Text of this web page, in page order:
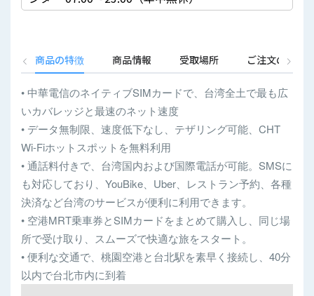
商品の特徴 商品情報 受取場所 ご注文の流れ
• 中華電信のネイティブSIMカードで、台湾全土で最も広
いカバレッジと最速のネット速度
• データ無制限、速度低下なし、テザリング可能、CHT
Wi-Fiホットスポットを無料利用
• 通話料付きで、台湾国内および国際電話が可能。SMSに
も対応しており、YouBike、Uber、レストラン予約、各種
決済など台湾のサービスが便利に利用できます。
• 空港MRT乗車券とSIMカードをまとめて購入し、同じ場
所で受け取り、スムーズで快適な旅をスタート。
• 便利な交通で、桃園空港と台北駅を素早く接続し、40分
以内で台北市内に到着